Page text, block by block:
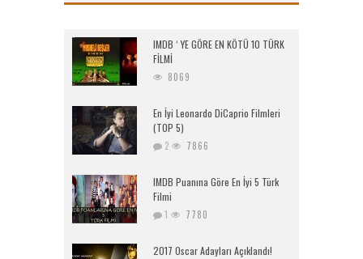
IMDB ‘ YE GÖRE EN KÖTÜ 10 TÜRK
FİLMİ
8069
En İyi Leonardo DiCaprio Filmleri
(TOP 5)
2 7866
IMDB Puanına Göre En İyi 5 Türk
Filmi
1 7780
2017 Oscar Adayları Açıklandı!